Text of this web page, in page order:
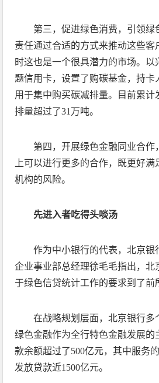
第三，促进绿色消费，引领
责任通过合适的方式来推动这些
时这也是一个很具潜力的市场。
题信用卡，设置了购碳基金，持
用于集中购买碳减排量。目前累
排量超过了31万吨。
第四，开展绿色金融同业合
上可以进行更多的合作，既更好
机构的风险。
先进入者吃得头啖汤
作为中小银行的代表，北京
企业事业部总经理徐毛毛指出，
于绿色信贷统计工作的要求到了前
在战略规划层面，北京银行
绿色金融作为全行特色金融发展
款余额超过了500亿元，其中服务
发放贷款近1500亿元。